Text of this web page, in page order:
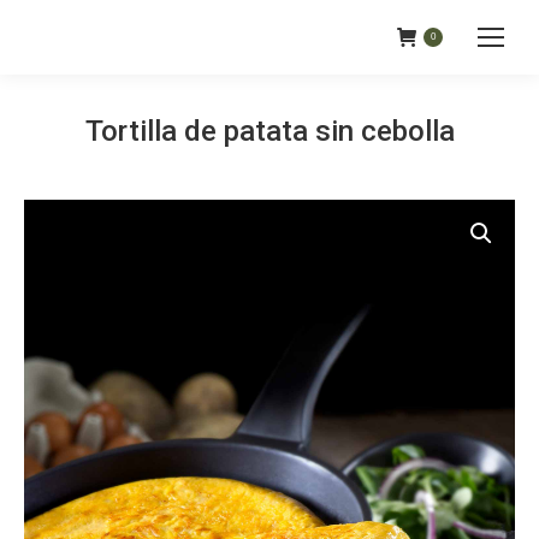
0
Tortilla de patata sin cebolla